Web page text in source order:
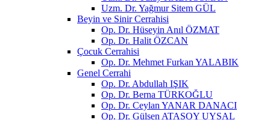
Uzm. Dr. Yağmur Sitem GÜL
Beyin ve Sinir Cerrahisi
Op. Dr. Hüseyin Anıl ÖZMAT
Op. Dr. Halit ÖZCAN
Çocuk Cerrahisi
Op. Dr. Mehmet Furkan YALABIK
Genel Cerrahi
Op. Dr. Abdullah IŞIK
Op. Dr. Berna TÜRKOĞLU
Op. Dr. Ceylan YANAR DANACI
Op. Dr. Gülsen ATASOY UYSAL